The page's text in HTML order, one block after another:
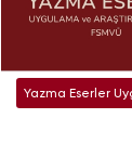
Yazma Eserler